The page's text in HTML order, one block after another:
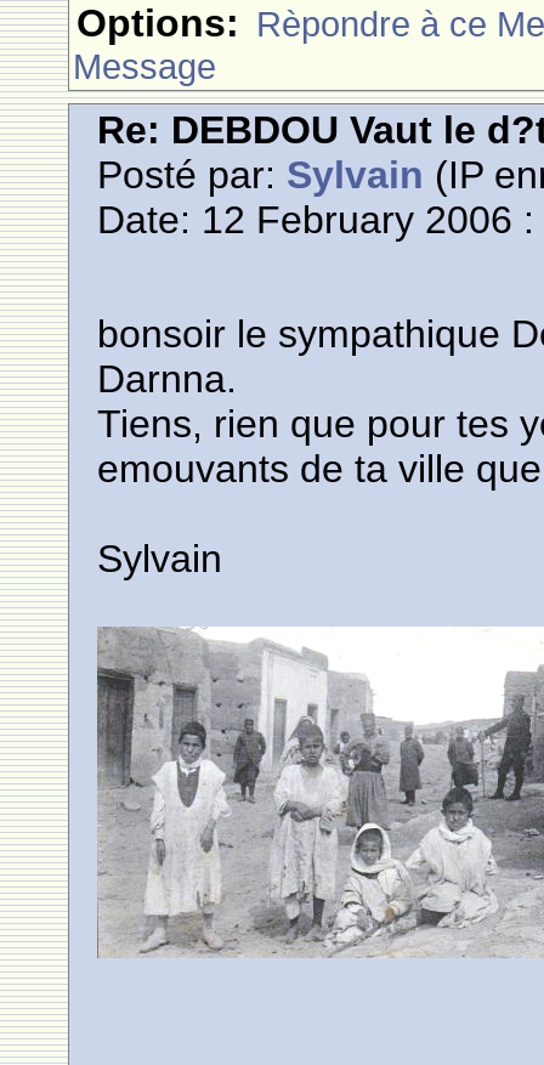
Options: Rèpondre à ce
Message
Re: DEBDOU Vaut le
Posté par: Sylvain (IP
Date: 12 February 2006
bonsoir le sympathique
Darnna.
Tiens, rien que pour tes
emouvants de ta ville
Sylvain